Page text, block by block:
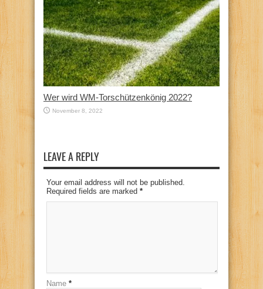
Wer wird WM-Torschützenkönig 2022?
November 8, 2022
LEAVE A REPLY
Your email address will not be published.
Required fields are marked *
Name *